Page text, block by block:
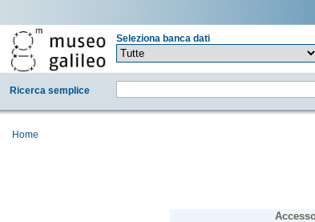
Seleziona banca dati
Ricerca semplice
Home